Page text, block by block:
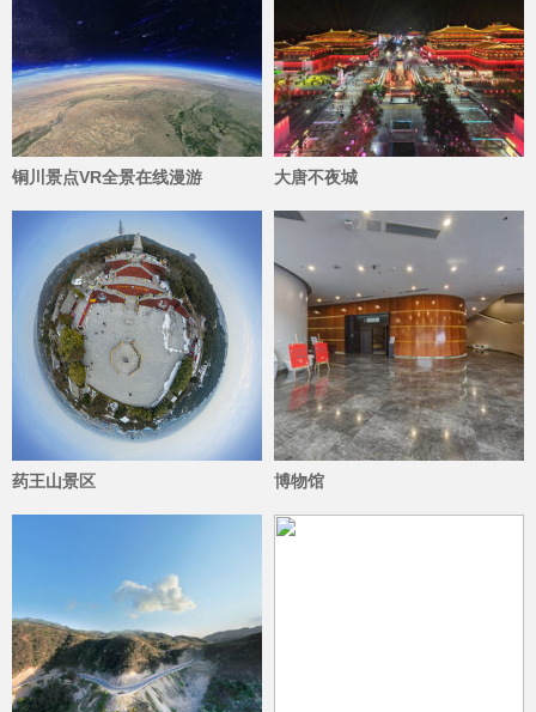
铜川景点VR全景在线漫游
62910
大唐不夜城
4112
药王山景区
4244
博物馆
1700